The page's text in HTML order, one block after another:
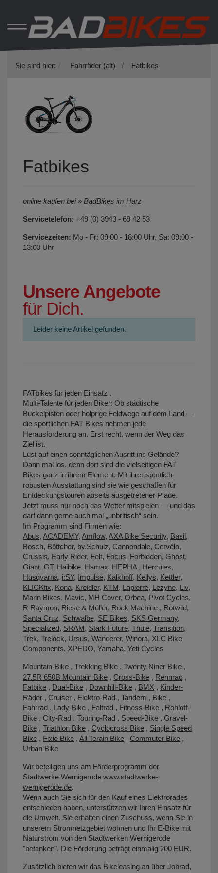
Sie sind hier: Fahrräder (alt) Fatbikes
Fatbikes
online kaufen bei » BadBikes im Harz
Servicetelefon: +49 (0) 3943 - 69 42 53
Servicezeiten: Mo - Fr: 09:00 - 18:00 Uhr, Sa: 09:00 -
13:00 Uhr
Unsere Angebote
für Dich.
Leider keine Artikel gefunden.
FATbikes für jeden Einsatz .
Multi-Talente für jeden Biker: Ob städtische
Buckelpisten oder holprige Feldwege auf dem Land —
die sportlichen FAT Bikes nehmen jede
Herausforderung an. Erst recht, wenn der Weg das
Ziel ist.
Lust auf einen sonntäglichen Ausritt ins Gelände?
Dann mal los, denn dort sind die vielseitigen FAT
Bikes ganz in ihrem Element: Mit ihrer sportlich-
robusten Ausstattung sind sie wie geschaffen für
Entdeckungstouren abseits ausgetretener Pfade.
Jetzt muss nur noch das Wetter mitspielen — und das
darf dann gerne auch mal „unbritisch“ sein.
Im Programm sind Firmen wie:
Abus, ACADEMY, Amflow, AXA Bike Security, Basil,
Bosch, Böttcher, by.Schulz, Cannondale, Cervélo,
Crussis, Early Rider, Felt, Focus, Forbidden, Ghost,
Giant, GT, Haibike, Hamax, HEPHA , Hercules,
Husqvarna, i:SY, Impulse, Kalkhoff, Kellys, Kettler,
KLICKfix, Kona, Kreidler, KTM, Lapierre, Lezyne, Liv,
Marin Bikes, Mavic, MH Cover, Orbea, Pivot Cycles,
R Raymon, Riese & Müller, Rock Machine , Rotwild,
Santa Cruz, Schwalbe, SE Bikes, SKS Germany,
Specialized, SRAM, Stark Future, Thule, Transition,
Trek, Trelock, Ursus, Wanderer, Winora, XLC Bike
Components, XPEDO, Yamaha, Yeti Cycles
Mountain-Bike , Trekking Bike , Twenty Niner Bike ,
27.5R 650B Mountain Bike , Cross-Bike , Rennrad ,
Fatbike , Dual-Bike , Downhill-Bike , BMX , Kinder-
Räder , Cruiser , Elektro-Rad , Tandem , Bike ,
Fahrrad , Lady-Bike , Faltrad , Fitness-Bike , Rohloff-
Bike , City-Rad , Touring-Rad , Speed-Bike , Gravel-
Bike , Triathlon Bike , Cyclocross Bike , Single Speed
Bike , Fixie Bike , All Terain Bike , Commuter Bike ,
Urban Bike
Wir beteiligen uns am Förderprogramm der
Stadtwerke Wernigerode www.stadtwerke-
wernigerode.de.
Wenn auch Sie sich für den Kauf eines Elektrorades
entschieden haben, unterstützen wir Ihren Einsatz für
die Umwelt. Sie erhalten einen Zuschuss, wenn Sie in
unserem Stromnetzgebiet wohnen und Ihr E-Bike mit
Naturstrom von den Stadtwerken Wernigerode
"betanken". Die Förderung beträgt einmalig 200 EUR.
Zusätzlich bieten wir das Bikeleasing an über Jobrad,